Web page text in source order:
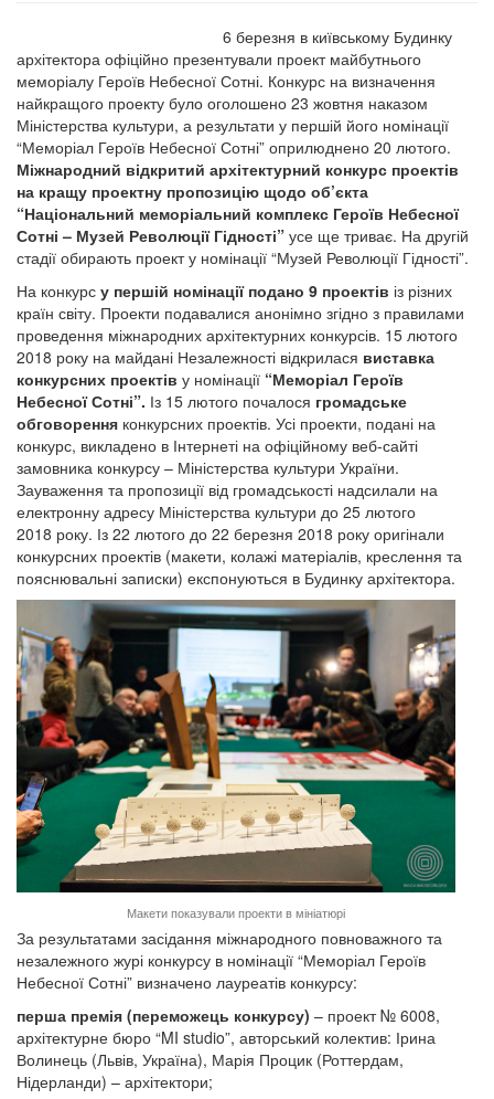
6 березня в київському Будинку
архітектора офіційно презентували проект майбутнього
меморіалу Героїв Небесної Сотні. Конкурс на визначення
найкращого проекту було оголошено 23 жовтня наказом
Міністерства культури, а результати у першій його номінації
“Меморіал Героїв Небесної Сотні” оприлюднено 20 лютого.
Міжнародний відкритий архітектурний конкурс проектів
на кращу проектну пропозицію щодо об’єкта
“Національний меморіальний комплекс Героїв Небесної
Сотні – Музей Революції Гідності” усе ще триває. На другій
стадії обирають проект у номінації “Музей Революції Гідності”.
На конкурс у першій номінації подано 9 проектів із різних
країн світу. Проекти подавалися анонімно згідно з правилами
проведення міжнародних архітектурних конкурсів. 15 лютого
2018 року на майдані Незалежності відкрилася виставка
конкурсних проектів у номінації “Меморіал Героїв
Небесної Сотні”. Із 15 лютого почалося громадське
обговорення конкурсних проектів. Усі проекти, подані на
конкурс, викладено в Інтернеті на офіційному веб-сайті
замовника конкурсу – Міністерства культури України.
Зауваження та пропозиції від громадськості надсилали на
електронну адресу Міністерства культури до 25 лютого
2018 року. Із 22 лютого до 22 березня 2018 року оригінали
конкурсних проектів (макети, колажі матеріалів, креслення та
пояснювальні записки) експонуються в Будинку архітектора.
Макети показували проекти в мініатюрі
За результатами засідання міжнародного повноважного та
незалежного журі конкурсу в номінації “Меморіал Героїв
Небесної Сотні” визначено лауреатів конкурсу:
перша премія (переможець конкурсу) – проект № 6008,
архітектурне бюро “MI studio”, авторський колектив: Ірина
Волинець (Львів, Україна), Марія Процик (Роттердам,
Нідерланди) – архітектори;